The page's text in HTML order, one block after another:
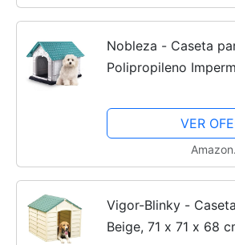
Nobleza - Caseta
Polipropileno
Exterior. Blanco y
72x57x57.6cm
VER
Vigor-Blinky -
Beige, 71 x 71 x 68